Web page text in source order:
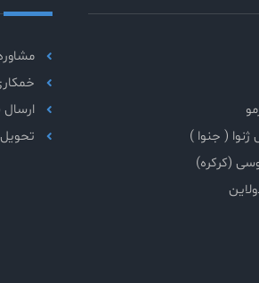
( جنوا )
(کرکره)